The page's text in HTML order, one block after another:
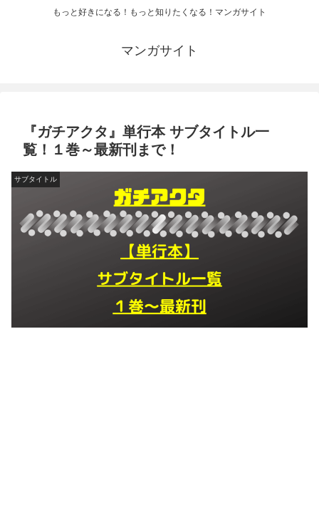
もっと好きになる！もっと知りたくなる！マンガサイト
マンガサイト
『ガチアクタ』単行本 サブタイトル一
覧！１巻～最新刊まで！
サブタイトル